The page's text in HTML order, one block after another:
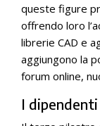
queste figure
offrendo loro
librerie CAD e
aggiungono la
forum online,
I dipendenti